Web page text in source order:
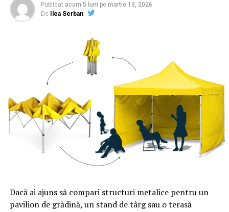
Publicat acum 5 luni pe martie 13, 2026
De
Ilea Serban
Dacă ai ajuns să compari structuri metalice pentru un
pavilion de grădină, un stand de târg sau o terasă